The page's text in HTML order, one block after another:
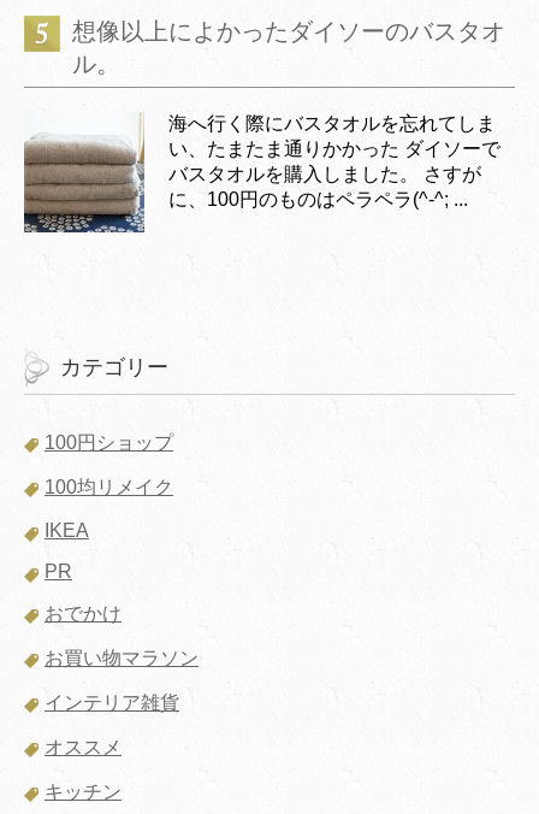
想像以上によかったダイソーのバスタオ
ル。
海へ行く際にバスタオルを忘れてしま
い、たまたま通りかかった ダイソーで
バスタオルを購入しました。 さすが
に、100円のものはペラペラ(^-^; ...
カテゴリー
100円ショップ
100均リメイク
IKEA
PR
おでかけ
お買い物マラソン
インテリア雑貨
オススメ
キッチン